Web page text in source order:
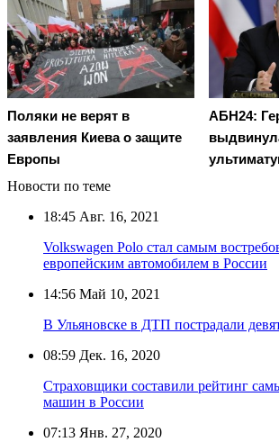
Поляки не верят в
заявления Киева о защите
Европы
АБН24:
Новости по теме
18:45 Авг. 16, 2021
Volkswagen Polo стал самым
европейским автомобилем в России
14:56 Май 10, 2021
В Ульяновске в ДТП пострадали
08:59 Дек. 16, 2020
Страховщики составили рейтинг
машин в России
07:13 Янв. 27, 2020